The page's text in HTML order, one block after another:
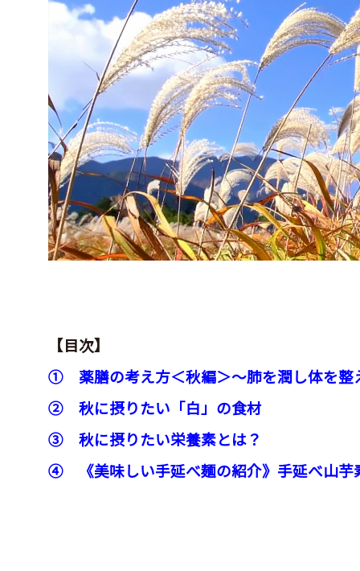
【目次】
① 薬膳の考え方＜秋編＞～肺を潤し体を整
② 秋に摂りたい「白」の食材
③ 秋に摂りたい栄養素とは？
④ 《美味しい手延べ麺の紹介》 手延べ山芋